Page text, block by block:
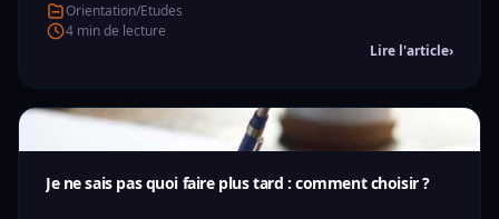
Orientation/Etudes
4 min de lecture
Lire l'article›
Je ne sais pas quoi faire plus tard : comment choisir ?